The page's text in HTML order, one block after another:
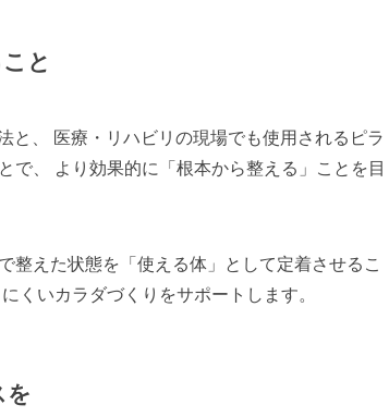
と
、 医療・リハビリの現場でも使用されるピラ
で、 より効果的に「根本から整える」ことを目
整えた状態を「使える体」として定着させるこ
くいカラダづくりをサポートします。
を